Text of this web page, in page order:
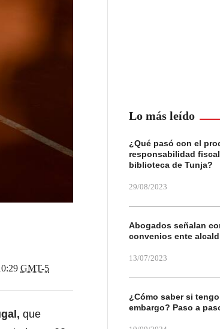
GMT-5
, que
Lo más leído
¿Qué pasó con el
responsabilidad
biblioteca de Tunja?
29/08/2023
Abogados señalan
convenios ente
13/07/2023
¿Cómo saber si
embargo? Paso a